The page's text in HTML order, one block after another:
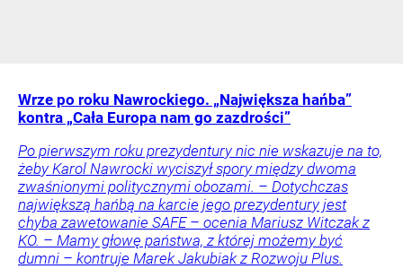
Wrze po roku Nawrockiego. „Największa hańba”
kontra „Cała Europa nam go zazdrości”
Po pierwszym roku prezydentury nic nie wskazuje na to,
żeby Karol Nawrocki wyciszył spory między dwoma
zwaśnionymi politycznymi obozami. – Dotychczas
największą hańbą na karcie jego prezydentury jest
chyba zawetowanie SAFE – ocenia Mariusz Witczak z
KO. – Mamy głowę państwa, z której możemy być
dumni – kontruje Marek Jakubiak z Rozwoju Plus.